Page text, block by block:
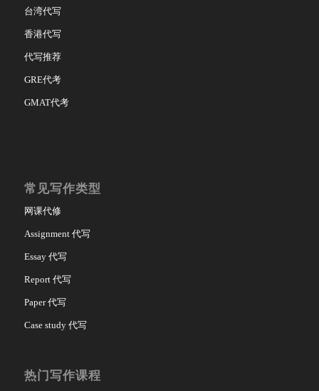
台湾代写
香港代写
代写推荐
GRE代考
GMAT代考
常见写作类型
网课代修
Assignment 代写
Essay 代写
Report 代写
Paper 代写
Case study 代写
热门写作课程